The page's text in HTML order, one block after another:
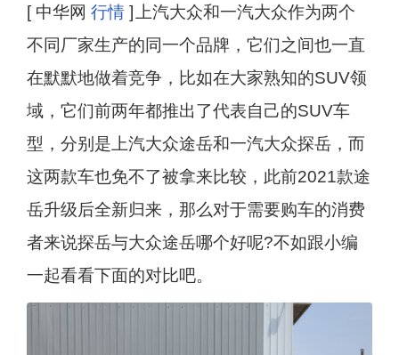
[ 中华网 行情]
上汽大众和一汽大众作为两个
不同厂家生产的同一个品牌，它们之间也一直
在默默地做着竞争，比如在大家熟知的SUV领
域，它们前两年都推出了代表自己的SUV车
型，分别是上汽大众途岳和一汽大众探岳，而
这两款车也免不了被拿来比较，此前2021款途
岳升级后全新归来，那么对于需要购车的消费
者来说探岳与大众途岳哪个好呢?不如跟小编
一起看看下面的对比吧。